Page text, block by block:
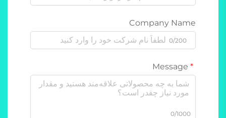
Company Name
0/200
0/1000